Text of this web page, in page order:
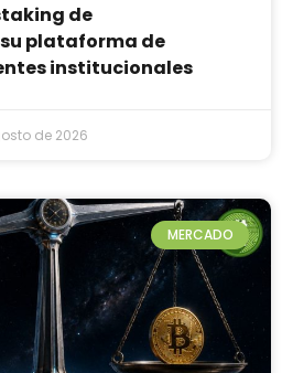
de
plataforma de
institucionales
de 2026
MERCADO